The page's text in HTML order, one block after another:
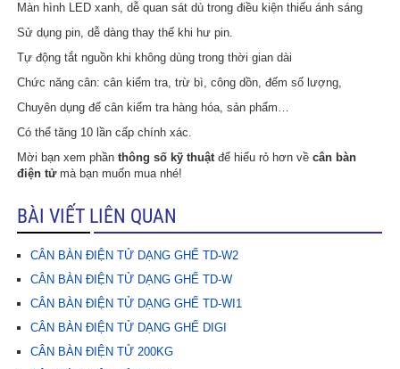
Màn hình LED xanh, dễ quan sát dù trong điều kiện thiếu ánh sáng
Sử dụng pin, dễ dàng thay thế khi hư pin.
Tự động tắt nguồn khi không dùng trong thời gian dài
Chức năng cân: cân kiểm tra, trừ bì, công dồn, đếm số lượng,
Chuyên dụng để cân kiểm tra hàng hóa, sản phẩm…
Có thể tăng 10 lần cấp chính xác.
Mời bạn xem phầnthông số kỹ thuậtđể hiểu rỏ hơn vềcân bàn
điện tửmà bạn muốn mua nhé!
BÀI VIẾT LIÊN QUAN
CÂN BÀN ĐIỆN TỬ DẠNG GHẾ TD-W2
CÂN BÀN ĐIỆN TỬ DẠNG GHẾ TD-W
CÂN BÀN ĐIỆN TỬ DẠNG GHẾ TD-WI1
CÂN BÀN ĐIỆN TỬ DẠNG GHẾ DIGI
CÂN BÀN ĐIỆN TỬ 200KG